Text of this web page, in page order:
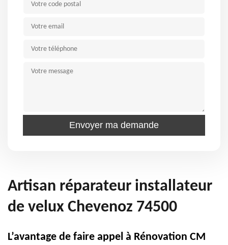
Artisan réparateur installateur
de velux Chevenoz 74500
L’avantage de faire appel à Rénovation CM